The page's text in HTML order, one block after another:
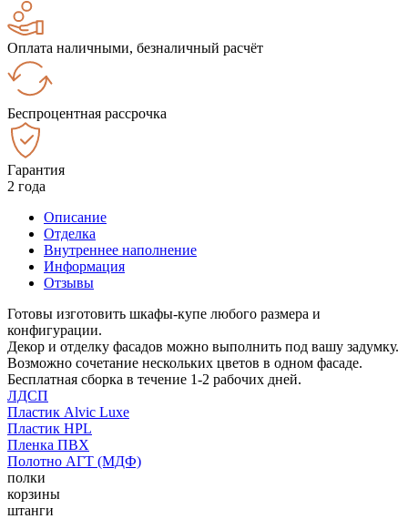
Оплата наличными, безналичный расчёт
Беспроцентная рассрочка
Гарантия
2 года
Описание
Отделка
Внутреннее наполнение
Информация
Отзывы
Готовы изготовить шкафы-купе любого размера и
конфигурации.
Декор и отделку фасадов можно выполнить под вашу задумку.
Возможно сочетание нескольких цветов в одном фасаде.
Бесплатная сборка в течение 1-2 рабочих дней.
ЛДСП
Пластик Alvic Luxe
Пластик HPL
Пленка ПВХ
Полотно АГТ (МДФ)
полки
корзины
штанги